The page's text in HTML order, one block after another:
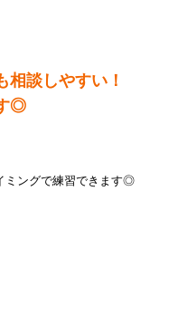
談しやすい！
◎
ミングで練習できます◎